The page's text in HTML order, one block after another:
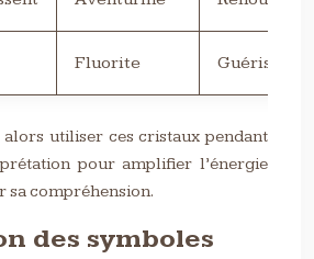
Fluorite Guérison,
utiliser ces cristaux pendant
pour amplifier l’énergie
sa compréhension.
des symboles